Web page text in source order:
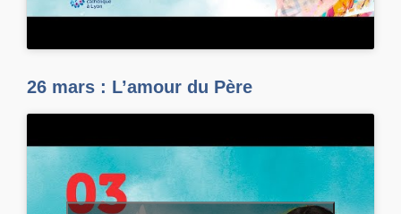
26 mars : L’amour du Père